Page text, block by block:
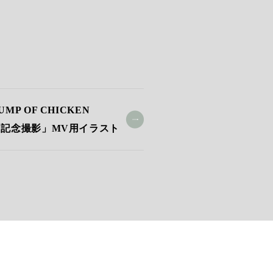
OF CHICKEN
記念撮影」MV用イラスト